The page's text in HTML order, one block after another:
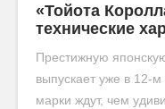
«Тойота
технические
Престижную
выпускает уже в 12-
марки ждут, чем